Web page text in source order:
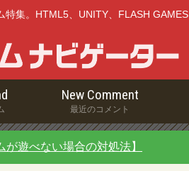
特集。HTML5、UNITY、FLASH GAMES
New Comment
最近のコメント
が遊べない場合の対処法】